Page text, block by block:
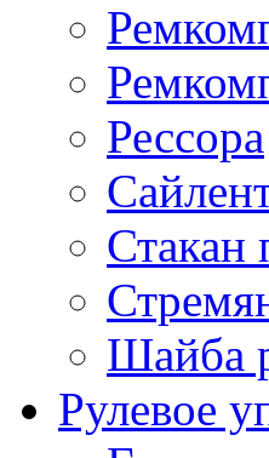
Рессора
Стакан
Шайба
Рулевое